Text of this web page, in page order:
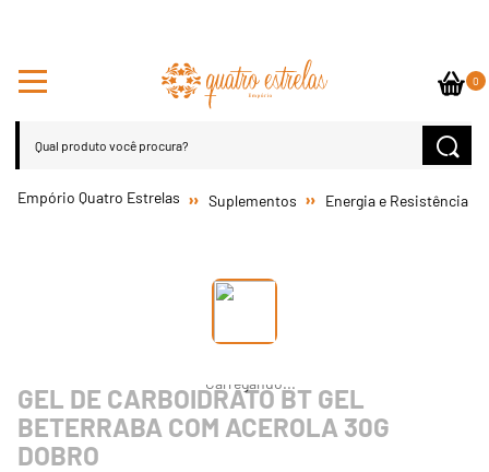
0
Suplementos Energia e Resistência
GEL DE CARBOIDRATO BT GEL
BETERRABA COM ACEROLA 30G
DOBRO